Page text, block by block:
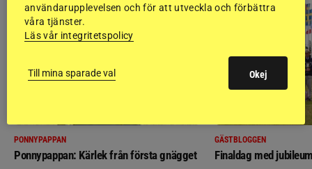
PONNYPAPPAN
Ponnypappan: Kärlek från första gnägget
GÄSTBLOGGEN
Finaldag med
användarupplevelsen och för att utveckla och förbättra
våra tjänster.
Läs vår integritetspolicy
Till mina sparade val Okej